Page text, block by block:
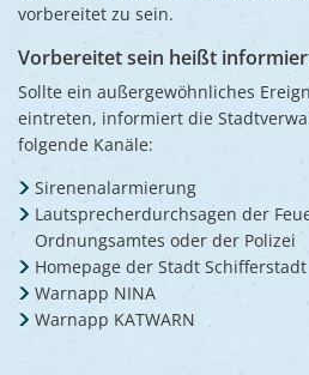
vorbereitet zu sein.
Vorbereitet sein heißt
Sollte ein außergewöhnliches
eintreten, informiert die
folgende Kanäle:
Sirenenalarmierung
Lautsprecherdurchsagen der
Ordnungsamtes oder der Polizei
Homepage der Stadt Schifferstadt
Warnapp NINA
Warnapp KATWARN